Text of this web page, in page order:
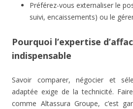
Préférez-vous externaliser le
suivi, encaissements) ou le
Pourquoi l’expertise
indispensable
Savoir comparer, négocier et
adaptée exige de la technicité.
comme Altassura Groupe, c’est